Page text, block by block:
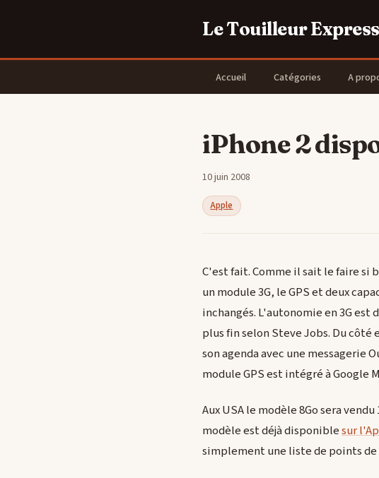
Le Touilleur Express
Accueil Catégories A
iPhone 2
10 juin 2008
Apple
C'est fait. Comme il sait le faire si
un module 3G, le GPS et deux
inchangés. L'autonomie en 3G
plus fin selon Steve Jobs. Du
son agenda avec une
module GPS est intégré à Google
Aux USA le modèle 8Go sera
modèle est déjà disponiblesur
simplement une liste de points de